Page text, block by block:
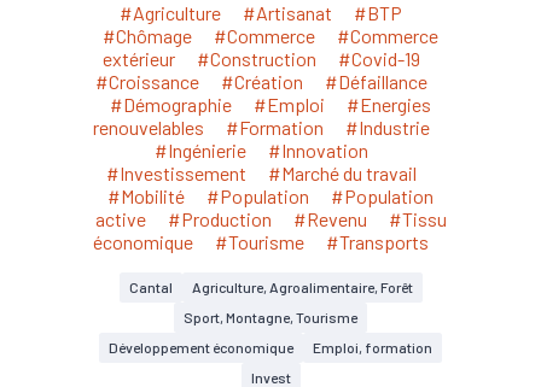
#Agriculture #Artisanat
#BTP
#Chômage
#Commerce
#Commerce
extérieur
#Construction
#Covid-19
#Croissance
#Création
#Défaillance
#Démographie
#Emploi
#Energies
renouvelables
#Formation
#Industrie
#Ingénierie
#Innovation
#Investissement
#Marché du travail
#Mobilité
#Population
#Population
active
#Production #Revenu
#Tissu
économique
#Tourisme #Transports
Cantal
Agriculture, Agroalimentaire, Forêt
Sport, Montagne, Tourisme
Développement économique
Emploi, formation
Invest